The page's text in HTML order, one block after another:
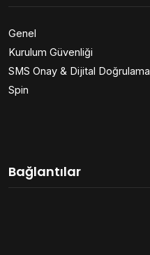
Genel
Kurulum Güvenliği
SMS Onay & Dijital Doğrulama
Spin
Bağlantılar